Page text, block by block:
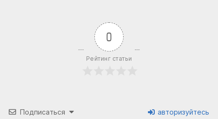
0
Рейтинг статьи
Подписаться авторизуйтесь